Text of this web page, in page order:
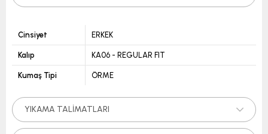
Cinsiyet ERKEK
Kalıp KA06 - REGULAR FIT
Kumaş Tipi ÖRME
YIKAMA TALIMATLARI